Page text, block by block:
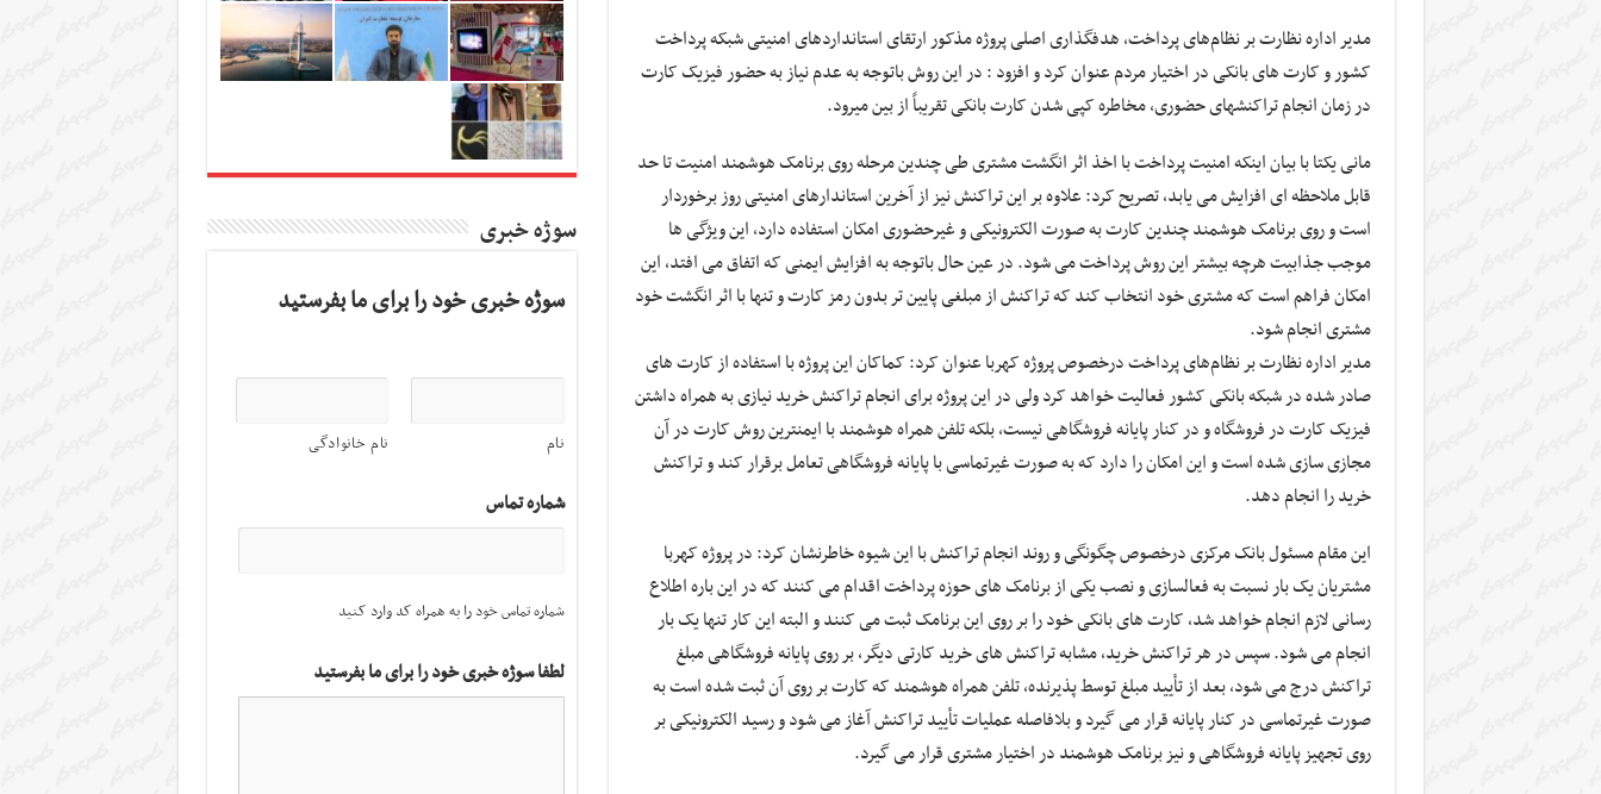
مدیر اداره نظارت بر نظام‌های پرداخت، هدف‎گذاری اصلی پروژه مذکور ارتقای استانداردهای امنیتی شبکه پرداخت
کشور و کارت های بانکی در اختیار مردم عنوان کرد و افزود : در این روش باتوجه به عدم نیاز به حضور فیزیک کارت
در زمان انجام تراکنش‎های حضوری، مخاطره کپی شدن کارت بانکی تقریباً از بین می‎رود.
مانی‎ یکتا با بیان اینکه امنیت پرداخت با اخذ اثر انگشت مشتری طی چندین مرحله روی برنامک هوشمند امنیت تا حد
قابل ملاحظه ای افزایش می یابد، ‌تصریح کرد: علاوه بر این تراکنش نیز از آخرین استاندارهای امنیتی روز برخوردار
است و روی برنامک هوشمند چندین کارت به صورت الکترونیکی و غیرحضوری امکان استفاده دارد، این ویژگی ها
موجب جذابیت هرچه بیشتر این روش پرداخت می شود. در عین حال باتوجه به افزایش ایمنی که اتفاق می افتد، این
امکان فراهم است که مشتری خود انتخاب کند که تراکنش از مبلغی پایین تر بدون رمز کارت و تنها با اثر انگشت خود
مشتری انجام شود.
مدیر اداره نظارت بر نظام‌های پرداخت درخصوص پروژه کهربا عنوان کرد: کماکان این پروژه با استفاده از کارت های
صادر شده در شبکه بانکی کشور فعالیت خواهد کرد ولی در این پروژه برای انجام تراکنش خرید نیازی به همراه داشتن
فیزیک کارت در فروشگاه و در کنار پایانه فروشگاهی نیست، بلکه تلفن همراه هوشمند با ایمن‎ترین روش کارت در آن
مجازی سازی شده است و این امکان را دارد که به صورت غیرتماسی با پایانه فروشگاهی تعامل برقرار کند و تراکنش
خرید را انجام دهد.
این مقام مسئول بانک مرکزی درخصوص چگونگی و روند انجام تراکنش با این شیوه خاطرنشان کرد: در پروژه کهربا
مشتریان یک بار نسبت به فعالسازی و نصب یکی از برنامک های حوزه پرداخت اقدام می کنند که در این باره اطلاع
رسانی لازم انجام خواهد شد، کارت های بانکی خود را بر روی این برنامک ثبت می کنند و البته این کار تنها یک بار
انجام می شود. سپس در هر تراکنش خرید، مشابه تراکنش های خرید کارتی دیگر، بر روی پایانه فروشگاهی مبلغ
تراکنش درج می شود، بعد از تأیید مبلغ توسط پذیرنده، تلفن همراه هوشمند که کارت بر روی آن ثبت شده است به
صورت غیرتماسی در کنار پایانه قرار می گیرد و بلافاصله عملیات تأیید تراکنش آغاز می شود و رسید الکترونیکی بر
روی تجهیز پایانه فروشگاهی و نیز برنامک هوشمند در اختیار مشتری قرار می گیرد.
سوژه خبری
سوژه خبری خود را برای ما بفرستید
نام نام خانوادگی
شماره تماس
شماره تماس خود را به همراه کد وارد کنید
لطفا سوژه خبری خود را برای ما بفرستید